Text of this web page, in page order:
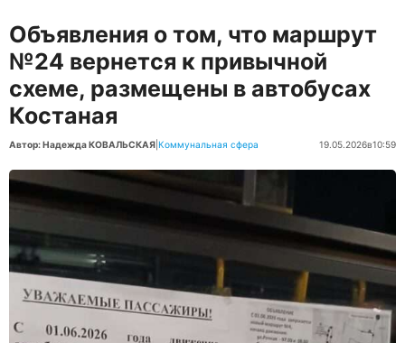
Объявления о том, что маршрут
№24 вернется к привычной
схеме, размещены в автобусах
Костаная
Автор: Надежда КОВАЛЬСКАЯ Коммунальная сфера 19.05.2026в10:59